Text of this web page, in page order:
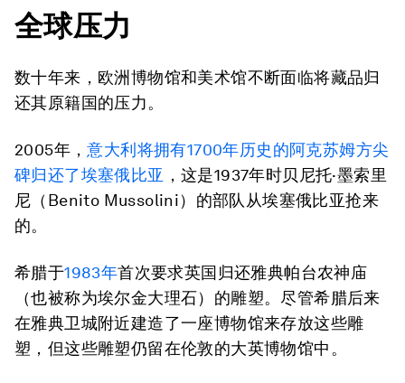
全球压力
数十年来，欧洲博物馆和美术馆不断面临将藏品归
还其原籍国的压力。
2005年，意大利将拥有1700年历史的阿克苏姆方尖
碑归还了埃塞俄比亚 ，这是1937年时贝尼托·墨索里
尼（Benito Mussolini）的部队从埃塞俄比亚抢来
的。
希腊于1983年首次要求英国归还雅典帕台农神庙
（也被称为埃尔金大理石）的雕塑。尽管希腊后来
在雅典卫城附近建造了一座博物馆来存放这些雕
塑，但这些雕塑仍留在伦敦的大英博物馆中。